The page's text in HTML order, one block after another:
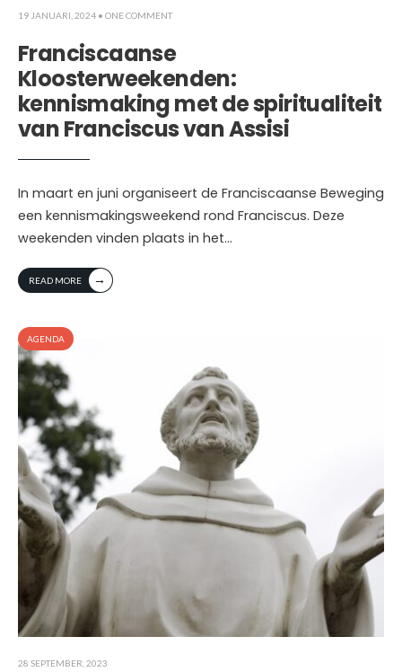
19 JANUARI, 2024 • ONE COMMENT
Franciscaanse
Kloosterweekenden:
kennismaking met de spiritualiteit
van Franciscus van Assisi
In maart en juni organiseert de Franciscaanse Beweging
een kennismakingsweekend rond Franciscus. Deze
weekenden vinden plaats in het...
READ MORE →
AGENDA
28 SEPTEMBER, 2023